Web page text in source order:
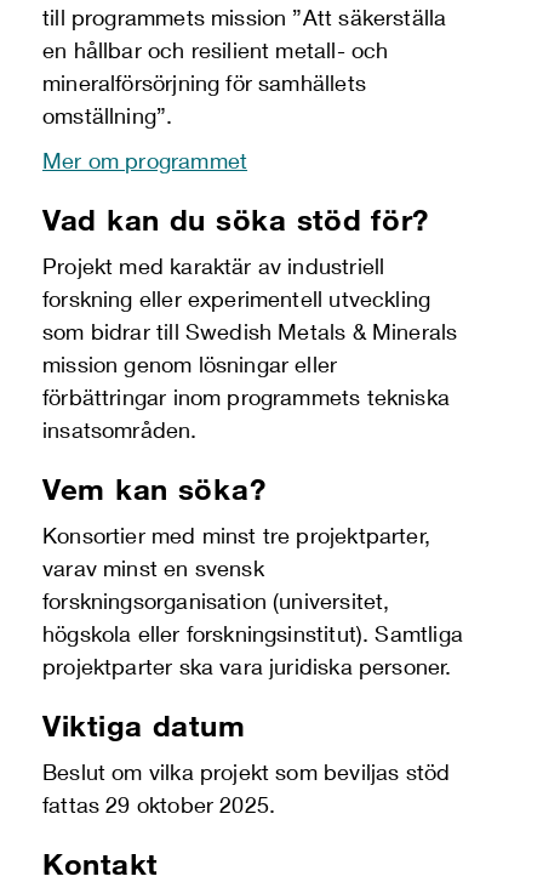
till programmets mission ”Att säkerställa
en hållbar och resilient metall- och
mineralförsörjning för samhällets
omställning”.
Mer om programmet
Vad kan du söka stöd för?
Projekt med karaktär av industriell
forskning eller experimentell utveckling
som bidrar till Swedish Metals & Minerals
mission genom lösningar eller
förbättringar inom programmets tekniska
insatsområden.
Vem kan söka?
Konsortier med minst tre projektparter,
varav minst en svensk
forskningsorganisation (universitet,
högskola eller forskningsinstitut). Samtliga
projektparter ska vara juridiska personer.
Viktiga datum
Beslut om vilka projekt som beviljas stöd
fattas 29 oktober 2025.
Kontakt